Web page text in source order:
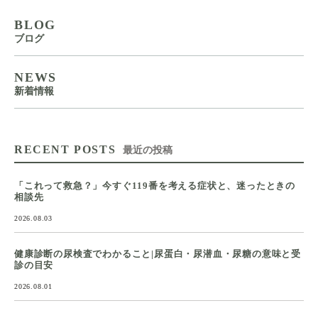
BLOG
ブログ
NEWS
新着情報
RECENT POSTS 最近の投稿
「これって救急？」今すぐ119番を考える症状と、迷ったときの
相談先
2026.08.03
健康診断の尿検査でわかること|尿蛋白・尿潜血・尿糖の意味と受
診の目安
2026.08.01